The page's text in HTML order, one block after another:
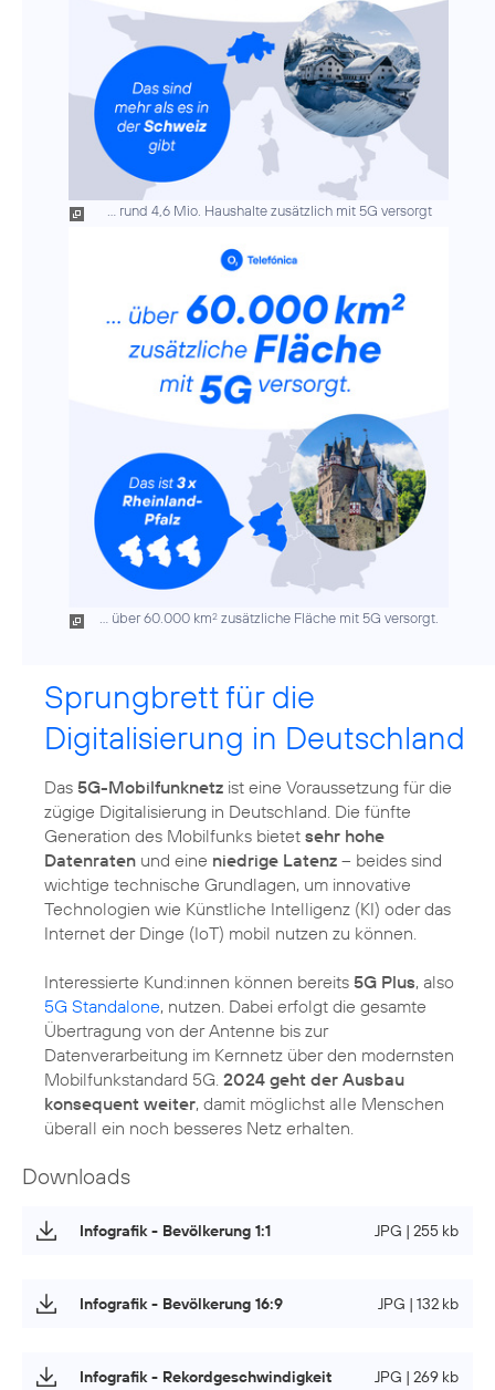
... rund 4,6 Mio. Haushalte zusätzlich mit 5G versorgt
... über 60.000 km2 zusätzliche Fläche mit 5G versorgt.
Sprungbrett für die
Digitalisierung in Deutschland
Das 5G-Mobilfunknetz ist eine Voraussetzung für die
zügige Digitalisierung in Deutschland. Die fünfte
Generation des Mobilfunks bietet sehr hohe
Datenraten und eine niedrige Latenz – beides sind
wichtige technische Grundlagen, um innovative
Technologien wie Künstliche Intelligenz (KI) oder das
Internet der Dinge (IoT) mobil nutzen zu können.
Interessierte Kund:innen können bereits 5G Plus, also
5G Standalone, nutzen. Dabei erfolgt die gesamte
Übertragung von der Antenne bis zur
Datenverarbeitung im Kernnetz über den modernsten
Mobilfunkstandard 5G. 2024 geht der Ausbau
konsequent weiter, damit möglichst alle Menschen
Downloads
Infografik - Bevölkerung 1:1 JPG | 255 kb
Infografik - Bevölkerung 16:9 JPG | 132 kb
Infografik - Rekordgeschwindigkeit JPG | 269 kb